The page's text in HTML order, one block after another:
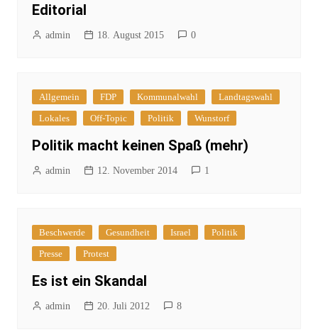
Editorial
admin 18. August 2015 0
Allgemein FDP Kommunalwahl
Landtagswahl
Lokales
Off-Topic Politik Wunstorf
Politik macht keinen Spaß (mehr)
admin 12. November 2014 1
Beschwerde Gesundheit Israel
Politik
Presse
Protest
Es ist ein Skandal
admin 20. Juli 2012 8